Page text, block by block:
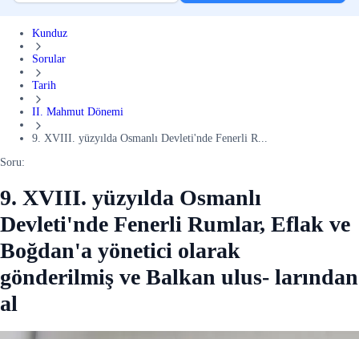
Kunduz
Sorular
Tarih
II. Mahmut Dönemi
9. XVIII. yüzyılda Osmanlı Devleti'nde Fenerli R...
Soru:
9. XVIII. yüzyılda Osmanlı
Devleti'nde Fenerli Rumlar, Eflak ve
Boğdan'a yönetici olarak
gönderilmiş ve Balkan ulus- larından
al